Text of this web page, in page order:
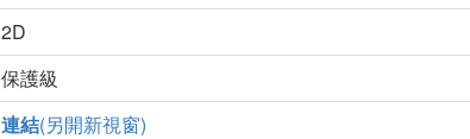
2D
保護級
連結(另開新視窗)